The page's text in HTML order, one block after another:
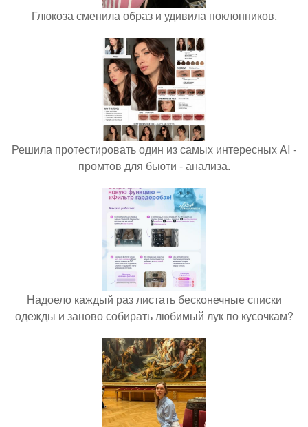
Глюкоза сменила образ и удивила поклонников.
Решила протестировать один из самых интересных AI -
промтов для бьюти - анализа.
Надоело каждый раз листать бесконечные списки
одежды и заново собирать любимый лук по кусочкам?